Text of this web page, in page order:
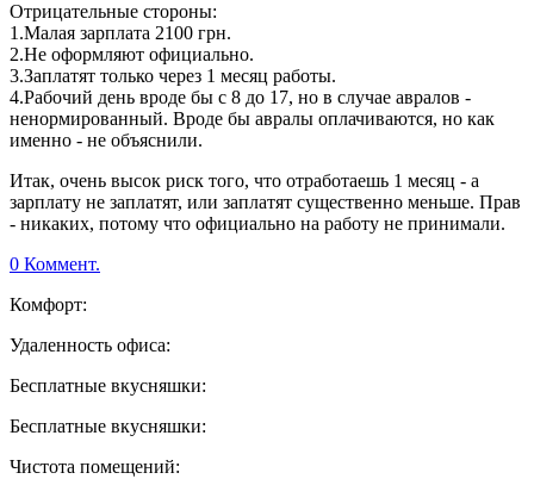
Отрицательные стороны:
1.Малая зарплата 2100 грн.
2.Не оформляют официально.
3.Заплатят только через 1 месяц работы.
4.Рабочий день вроде бы с 8 до 17, но в случае авралов -
ненормированный. Вроде бы авралы оплачиваются, но как
именно - не объяснили.
Итак, очень высок риск того, что отработаешь 1 месяц - а
зарплату не заплатят, или заплатят существенно меньше. Прав
- никаких, потому что официально на работу не принимали.
0 Коммент.
Комфорт:
Удаленность офиса:
Бесплатные вкусняшки:
Бесплатные вкусняшки:
Чистота помещений: